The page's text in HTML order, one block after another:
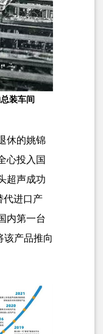
装车间
休的姚锦
心投入国
超声成功
代进口产
内第一台
该产品推向